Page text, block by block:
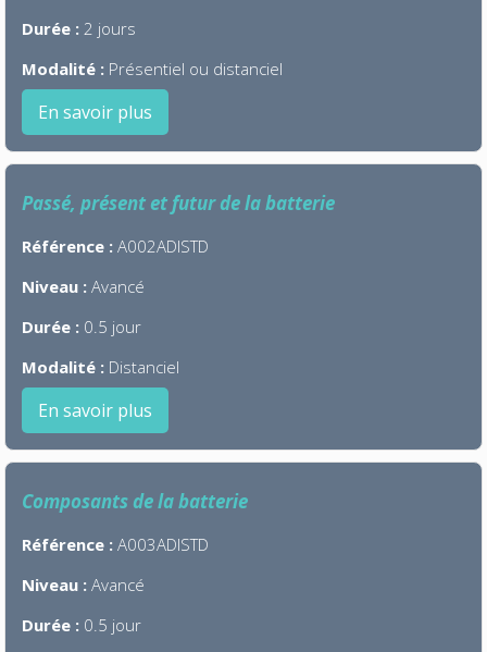
Durée : 2 jours
Modalité : Présentiel ou distanciel
En savoir plus
Passé, présent et futur de la batterie
Référence : A002ADISTD
Niveau : Avancé
Durée : 0.5 jour
Modalité : Distanciel
En savoir plus
Composants de la batterie
Référence : A003ADISTD
Niveau : Avancé
Durée : 0.5 jour